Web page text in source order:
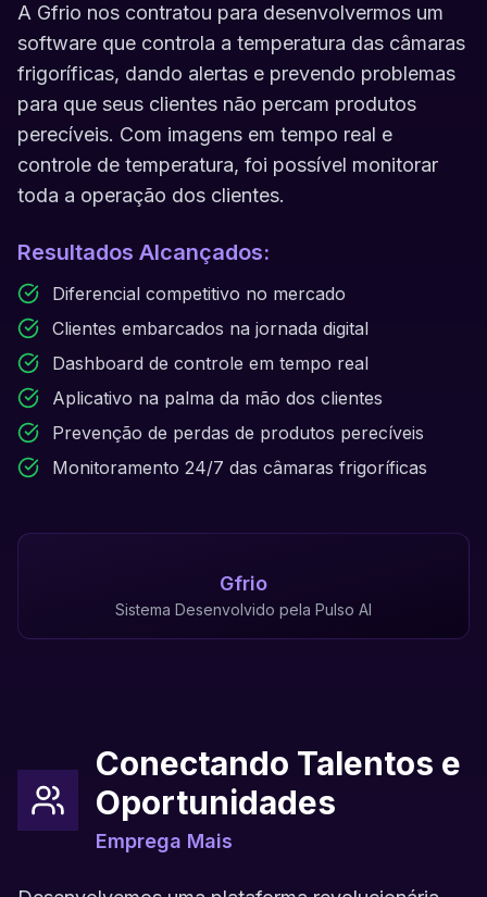
A Gfrio nos contratou para desenvolvermos um
software que controla a temperatura das câmaras
frigoríficas, dando alertas e prevendo problemas
para que seus clientes não percam produtos
perecíveis. Com imagens em tempo real e
controle de temperatura, foi possível monitorar
toda a operação dos clientes.
Resultados Alcançados:
Diferencial competitivo no mercado
Clientes embarcados na jornada digital
Dashboard de controle em tempo real
Aplicativo na palma da mão dos clientes
Prevenção de perdas de produtos perecíveis
Monitoramento 24/7 das câmaras frigoríficas
Gfrio
Sistema Desenvolvido pela Pulso AI
Conectando Talentos e
Oportunidades
Emprega Mais